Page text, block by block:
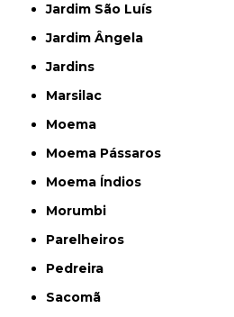
Jardim São Luís
Jardim Ângela
Jardins
Marsilac
Moema
Moema Pássaros
Moema Índios
Morumbi
Parelheiros
Pedreira
Sacomã